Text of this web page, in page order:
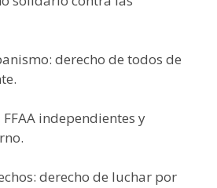
derecho de todos de
FFAA independientes y
derecho de luchar por